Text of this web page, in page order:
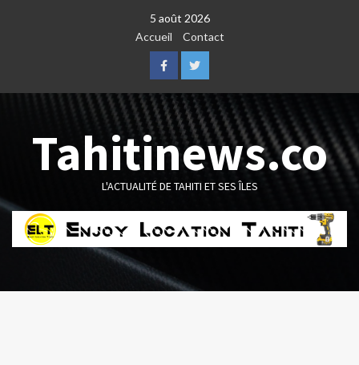
5 août 2026
Accueil
Contact
FacebookTwitter
Tahitinews.co
L'ACTUALITÉ DE TAHITI ET SES ÎLES